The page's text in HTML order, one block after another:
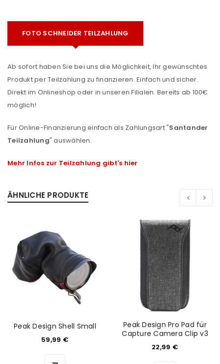
ANMELDEN
FOTO SCHNEIDER TEILZAHLUNG
Ab sofort haben Sie bei uns die Möglichkeit, Ihr gewünschtes
Produkt per Teilzahlung zu finanzieren. Einfach und sicher.
Direkt im Onlineshop oder in unseren Filialen. Bereits ab 100€
möglich!
Für Online-Finanzierung einfach als Zahlungsart "Santander
Teilzahlung" auswählen.
Mehr Infos zur Teilzahlung gibt's hier
ÄHNLICHE PRODUKTE
Peak Design Shell Small
59,99 €
Peak Design Pro Pad für
Capture Camera Clip v3
22,99 €